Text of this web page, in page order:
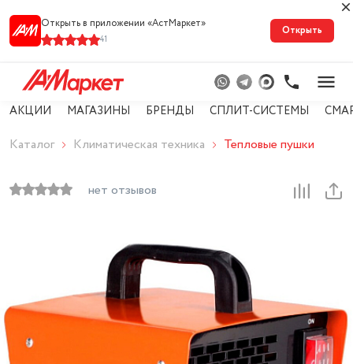
Открыть в приложении «АстМарке‪т‬»
41
Открыть
АКЦИИ МАГАЗИНЫ БРЕНДЫ СПЛИТ-СИСТЕМЫ
Каталог Климатическая техника Тепловые пушки
нет отзывов